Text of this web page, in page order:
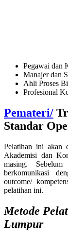
Pegawai dan
Manajer dan
Ahli Proses
Profesional
Pemateri/
Standar
Pelatihan ini akan
Akademisi dan
masing.
berkomunikasi
outcome/
pelatihan ini.
Metode
Lumpur